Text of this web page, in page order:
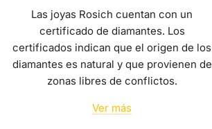
Las joyas Rosich cuentan con un
certificado de diamantes. Los
certificados indican que el origen de los
diamantes es natural y que provienen de
zonas libres de conflictos.
Ver más